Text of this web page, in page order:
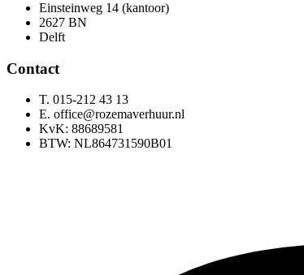
Einsteinweg 14 (kantoor)
2627 BN
Delft
Contact
T. 015-212 43 13
E. office@rozemaverhuur.nl
KvK: 88689581
BTW: NL864731590B01